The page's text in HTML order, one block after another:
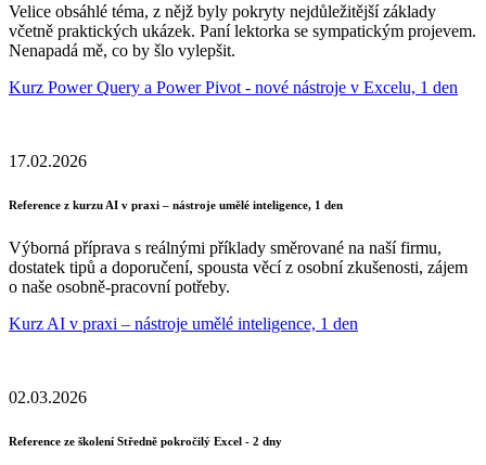
Velice obsáhlé téma, z nějž byly pokryty nejdůležitější základy
včetně praktických ukázek. Paní lektorka se sympatickým projevem.
Nenapadá mě, co by šlo vylepšit.
Kurz Power Query a Power Pivot - nové nástroje v Excelu, 1 den
17.02.2026
Reference z kurzu AI v praxi – nástroje umělé inteligence, 1 den
Výborná příprava s reálnými příklady směrované na naší firmu,
dostatek tipů a doporučení, spousta věcí z osobní zkušenosti, zájem
o naše osobně-pracovní potřeby.
Kurz AI v praxi – nástroje umělé inteligence, 1 den
02.03.2026
Reference ze školení Středně pokročilý Excel - 2 dny